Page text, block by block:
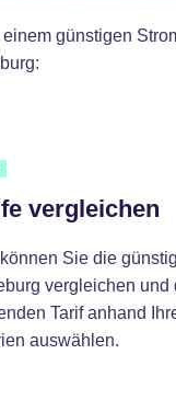
günstigen
vergleichen
Sie die
vergleichen und
Tarif anhand
auswählen.